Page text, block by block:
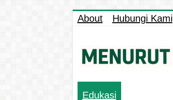
About
Hubungi Kami
Edukasi